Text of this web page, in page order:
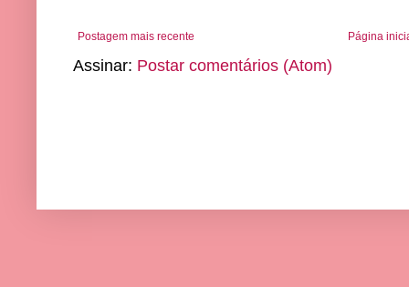
Postagem mais recente Página
Assinar: Postar comentários (Atom)